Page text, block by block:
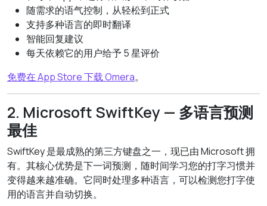
随需求的语气控制，从轻松到正式
支持多种语言的即时翻译
智能回复建议
每天依赖它的用户给予 5 星评价
免费在 App Store 下载 Omera。
2. Microsoft SwiftKey — 多语言预测
最佳
SwiftKey 是最成熟的第三方键盘之一，现已由 Microsoft 拥
有。其核心优势是下一词预测，随时间学习您的打字习惯并
变得越来越准确。它同时处理多种语言，可以检测您打字使
用的语言并自动切换。